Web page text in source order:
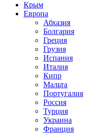
Крым
Европа
Абхазия
Болгария
Греция
Грузия
Испания
Италия
Кипр
Мальта
Португалия
Россия
Турция
Украина
Франция